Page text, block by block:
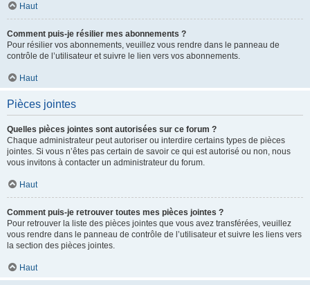
Haut
Comment puis-je résilier mes abonnements ?
Pour résilier vos abonnements, veuillez vous rendre dans le panneau de
contrôle de l’utilisateur et suivre le lien vers vos abonnements.
Haut
Pièces jointes
Quelles pièces jointes sont autorisées sur ce forum ?
Chaque administrateur peut autoriser ou interdire certains types de pièces
jointes. Si vous n’êtes pas certain de savoir ce qui est autorisé ou non, nous
vous invitons à contacter un administrateur du forum.
Haut
Comment puis-je retrouver toutes mes pièces jointes ?
Pour retrouver la liste des pièces jointes que vous avez transférées, veuillez
vous rendre dans le panneau de contrôle de l’utilisateur et suivre les liens vers
la section des pièces jointes.
Haut